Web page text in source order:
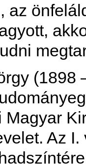
az
(1898
Magyar
Az